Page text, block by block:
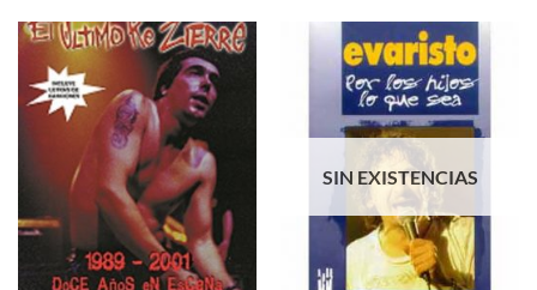
SIN EXISTENCIAS